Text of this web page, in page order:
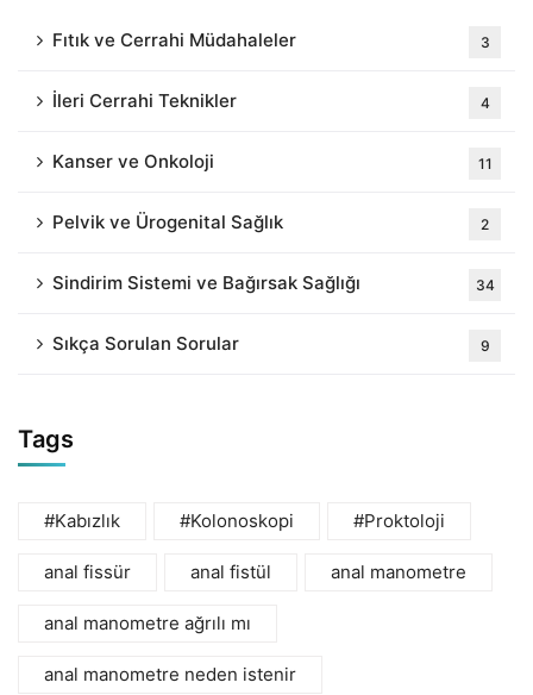
Fıtık ve Cerrahi Müdahaleler 3
İleri Cerrahi Teknikler 4
Kanser ve Onkoloji 11
Pelvik ve Ürogenital Sağlık 2
Sindirim Sistemi ve Bağırsak Sağlığı 34
Sıkça Sorulan Sorular 9
Tags
#Kabızlık #Kolonoskopi #Proktoloji
anal fissür anal fistül anal manometre
anal manometre ağrılı mı
anal manometre neden istenir